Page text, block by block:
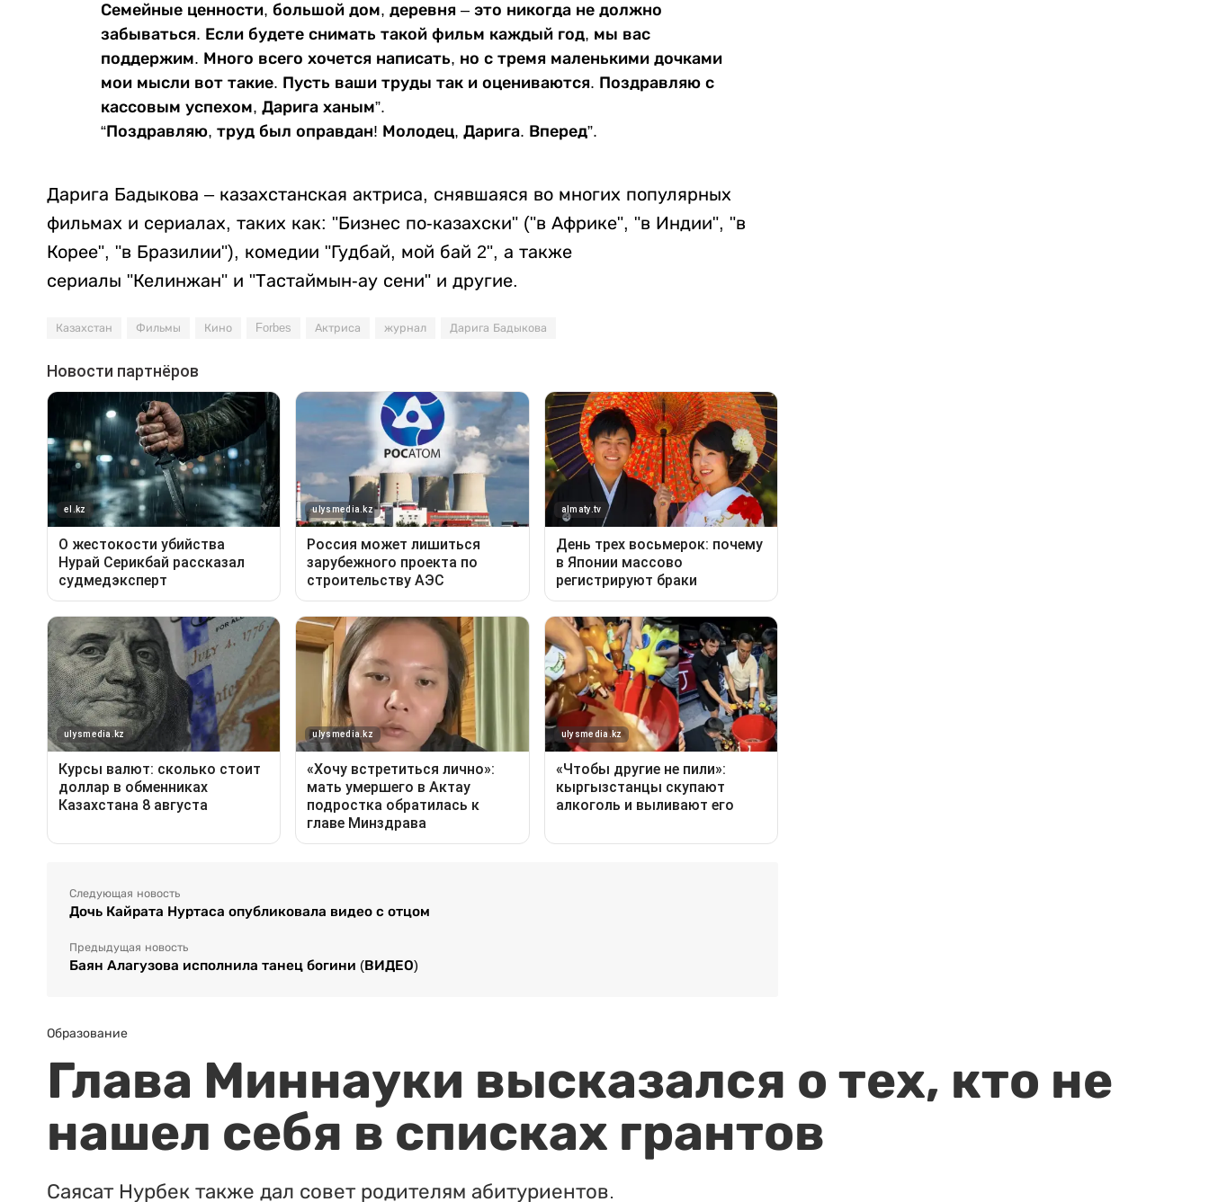
Семейные ценности, большой дом, деревня – это никогда не должно
забываться. Если будете снимать такой фильм каждый год, мы вас
поддержим. Много всего хочется написать, но с тремя маленькими дочками
мои мысли вот такие. Пусть ваши труды так и оцениваются. Поздравляю с
кассовым успехом, Дарига ханым”.
“Поздравляю, труд был оправдан! Молодец, Дарига. Вперед”.
Дарига Бадыкова – казахстанская актриса, снявшаяся во многих популярных
фильмах и сериалах, таких как: "Бизнес по-казахски" ("в Африке", "в Индии", "в
Корее", "в Бразилии"), комедии "Гудбай, мой бай 2", а также
сериалы "Келинжан" и "Тастаймын-ау сени" и другие.
Казахстан Фильмы Кино Forbes Актриса журнал Дарига Бадыкова
Следующая новость
Дочь Кайрата Нуртаса опубликовала видео с отцом
Предыдущая новость
Баян Алагузова исполнила танец богини (ВИДЕО)
Образование
Глава Миннауки высказался о тех, кто не
нашел себя в списках грантов
Саясат Нурбек также дал совет родителям абитуриентов.